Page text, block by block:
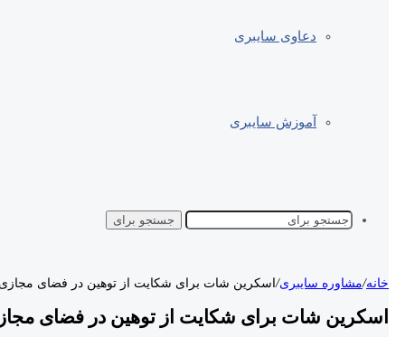
دعاوی سایبری
آموزش سایبری
جستجو برای
خانه/مشاوره سایبری/اسکرین‌ شات برای شکایت از توهین در فضای
اسکرین‌ شات برای شکایت از توهین در فضای